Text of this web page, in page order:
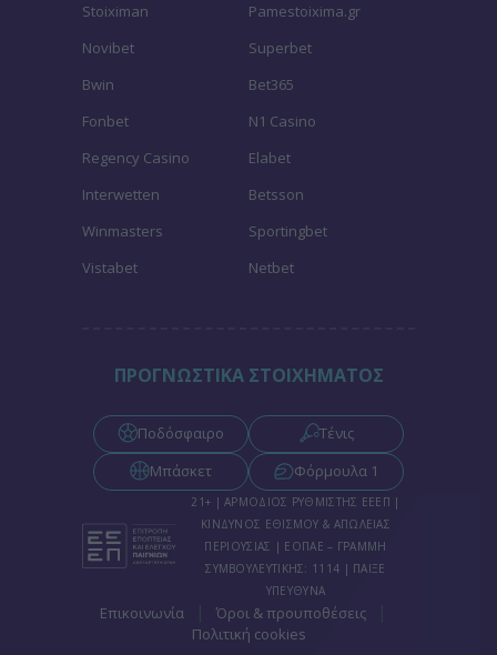
Stoiximan
Pamestoixima.gr
Novibet
Superbet
Bwin
Bet365
Fonbet
N1 Casino
Regency Casino
Elabet
Interwetten
Betsson
Winmasters
Sportingbet
Vistabet
Netbet
ΠΡΟΓΝΩΣΤΙΚΑ ΣΤΟΙΧΗΜΑΤΟΣ
Ποδόσφαιρο
Τένις
Μπάσκετ
Φόρμουλα 1
21+ | ΑΡΜΟΔΙΟΣ ΡΥΘΜΙΣΤΗΣ ΕΕΕΠ |
ΚΙΝΔΥΝΟΣ ΕΘΙΣΜΟΥ & ΑΠΩΛΕΙΑΣ
ΠΕΡΙΟΥΣΙΑΣ | ΕΟΠΑΕ – ΓΡΑΜΜΗ
ΣΥΜΒΟΥΛΕΥΤΙΚΗΣ: 1114 | ΠΑΙΞΕ
ΥΠΕΥΘΥΝΑ
Επικοινωνία Όροι & προυποθέσεις
Πολιτική cookies